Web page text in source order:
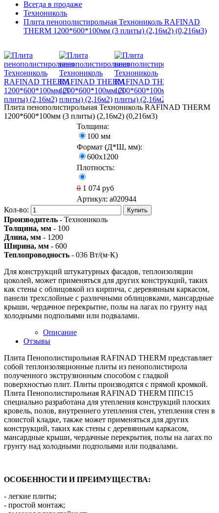
Всегда в продаже
Технониколь
Плита пенополистирольная Технониколь RAFINAD
THERM 1200*600*100мм (3 плиты) (2,16м2) (0,216м3)
Плита пенополистирольная Технониколь RAFINAD THERM
1200*600*100мм (3 плиты) (2,16м2) (0,216м3)
Толщина:
100 мм
Формат (Д*Ш, мм):
600х1200
Плотность:
0 1 074 руб
Артикул: a020944
Кол-во:
Купить
Производитель - Технониколь
Толщина, мм - 100
Длина, мм - 1200
Ширина, мм - 600
Теплопроводность - 036 Вт/(м·К)
Для конструкций штукатурных фасадов, теплоизоляции
цоколей, может применяться для других конструкций, таких
как стены с облицовкой из кирпича, с деревянным каркасом,
панели трехслойные с различными облицовками, мансардные
крыши, чердачное перекрытие, полы на лагах по грунту над
холодными подпольями или подвалами.
Описание
Отзывы
Плита Пенополистирольная RAFINAD THERM представляет
собой теплоизоляционные плиты из пенополистирола
полученного экструзионным способом с гладкой
поверхностью плит. Плиты производятся с прямой кромкой.
Плита Пенополистирольная RAFINAD THERM ППС15
специально разработана для утепления конструкций плоских
кровель, полов, внутреннего утепления стен, утепления стен в
слоистой кладке, также может применяться для других
конструкций, таких как стены с деревянным каркасом,
мансардные крыши, чердачные перекрытия, полы на лагах по
грунту над холодными подпольями или подвалами.
ОСОБЕННОСТИ И ПРЕИМУЩЕСТВА:
- легкие плиты;
- простой монтаж;